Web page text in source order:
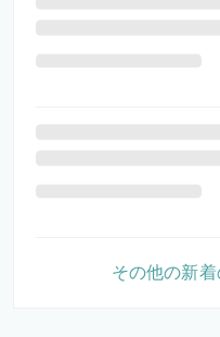
その他の新